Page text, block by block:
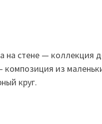
на стене — коллекция
композиция из
круг.